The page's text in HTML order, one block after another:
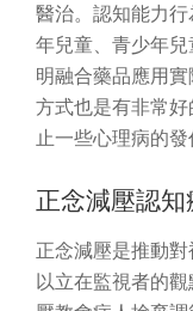
醫治。認知能力
年兒童、青少年
明融合藥品應用
方式也是有非常
止一些心理病的發
正念減壓認知
正念減壓是推動
以立在監視者的